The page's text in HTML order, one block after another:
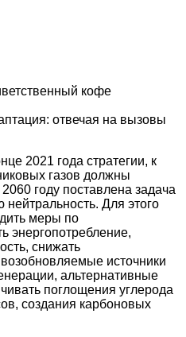
кофе
отвечая на вызовы
2021 года стратегии, к
газов должны
году поставлена задача
Для этого
меры по
энергопотребление,
снижать
источники
альтернативные
поглощения углерода
создания карбоновых